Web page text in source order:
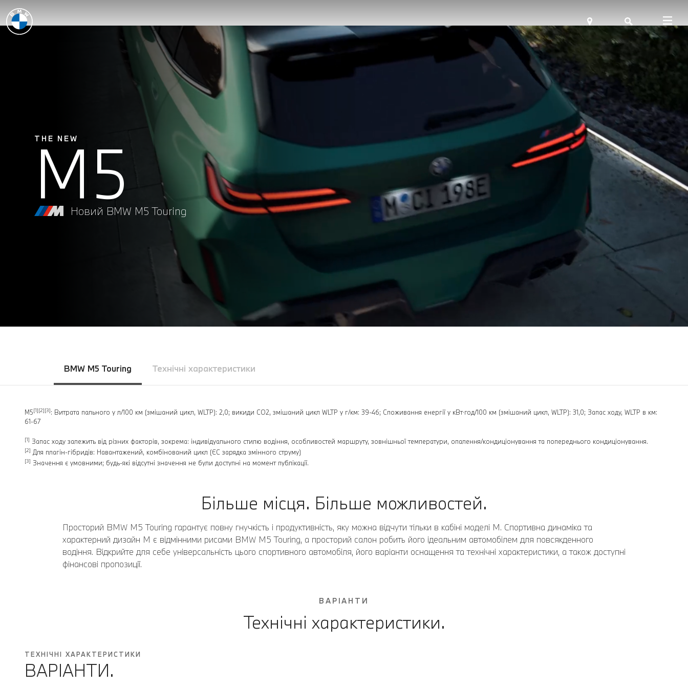
THE NEW
M5
Новий BMW M5 Touring
BMW M5 Touring Технічні характеристики
M5[1][2][3]: Витрата пального у л/100 км (змішаний цикл, WLTP): 2,0; викиди CO2, змішаний цикл WLTP у г/км: 39-46; Споживання енергії у кВт⋅год/100 км (змішаний цикл, WLTP): 31,0; Запас ходу, WLTP в км:
61-67
[1] Запас ходу залежить від різних факторів, зокрема: індивідуального стилю водіння, особливостей маршруту, зовнішньої температури, опалення/кондиціонування та попереднього кондиціонування.
[2] Для плагін-гібридів: Навантажений, комбінований цикл (ЄC зарядка змінного струму)
[3] Значення є умовними; будь-які відсутні значення не були доступні на момент публікації.
Більше місця. Більше можливостей.
Просторий BMW M5 Touring гарантує повну гнучкість і продуктивність, яку можна відчути тільки в кабіні моделі M. Спортивна динаміка та
характерний дизайн M є відмінними рисами BMW M5 Touring, а просторий салон робить його ідеальним автомобілем для повсякденного
водіння. Відкрийте для себе універсальність цього спортивного автомобіля, його варіанти оснащення та технічні характеристики, а також доступні
фінансові пропозиції.
ВАРІАНТИ
Технічні характеристики.
ТЕХНІЧНІ ХАРАКТЕРИСТИКИ
ВАРІАНТИ.